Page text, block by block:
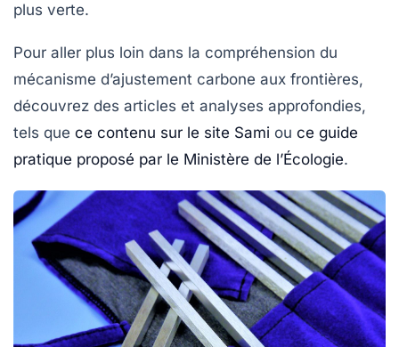
plus verte.
Pour aller plus loin dans la compréhension du
mécanisme d’ajustement carbone aux frontières,
découvrez des articles et analyses approfondies,
tels que ce contenu sur le site Sami ou ce guide
pratique proposé par le Ministère de l’Écologie.